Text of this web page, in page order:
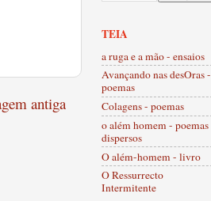
antiga
TEIA
a ruga e a mão - ensaios
Avançando nas desOras -
poemas
Colagens - poemas
o além homem - poemas
dispersos
O além-homem - livro
O Ressurrecto
Intermitente